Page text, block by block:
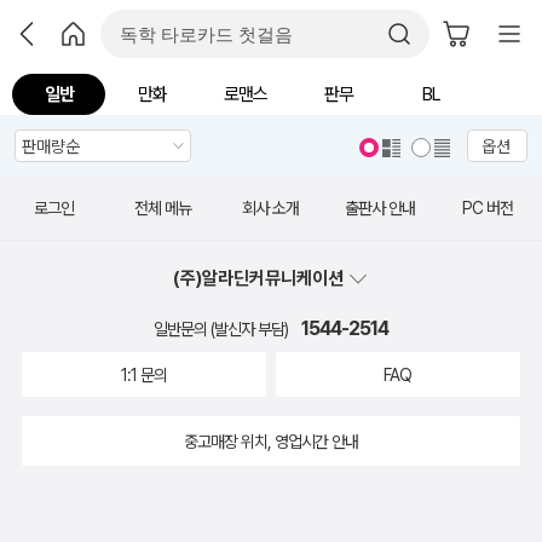
일반 만화 로맨스 판무 BL
옵션
로그인 전체 메뉴 회사 소개 출판사 안내 PC 버전
(주)알라딘커뮤니케이션
일반문의 (발신자 부담) 1544-2514
1:1 문의 FAQ
중고매장 위치, 영업시간 안내